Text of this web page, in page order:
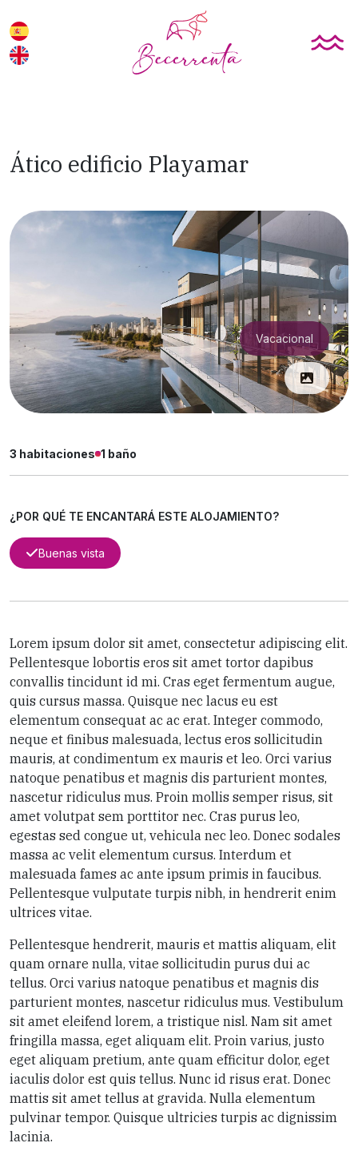
Ático edificio Playamar
Vacacional
3 habitaciones 1 baño
¿POR QUÉ TE ENCANTARÁ ESTE ALOJAMIENTO?
Buenas vista
Lorem ipsum dolor sit amet, consectetur adipiscing elit.
Pellentesque lobortis eros sit amet tortor dapibus
convallis tincidunt id mi. Cras eget fermentum augue,
quis cursus massa. Quisque nec lacus eu est
elementum consequat ac ac erat. Integer commodo,
neque et finibus malesuada, lectus eros sollicitudin
mauris, at condimentum ex mauris et leo. Orci varius
natoque penatibus et magnis dis parturient montes,
nascetur ridiculus mus. Proin mollis semper risus, sit
amet volutpat sem porttitor nec. Cras purus leo,
egestas sed congue ut, vehicula nec leo. Donec sodales
massa ac velit elementum cursus. Interdum et
malesuada fames ac ante ipsum primis in faucibus.
Pellentesque vulputate turpis nibh, in hendrerit enim
ultrices vitae.
Pellentesque hendrerit, mauris et mattis aliquam, elit
quam ornare nulla, vitae sollicitudin purus dui ac
tellus. Orci varius natoque penatibus et magnis dis
parturient montes, nascetur ridiculus mus. Vestibulum
sit amet eleifend lorem, a tristique nisl. Nam sit amet
fringilla massa, eget aliquam elit. Proin varius, justo
eget aliquam pretium, ante quam efficitur dolor, eget
iaculis dolor est quis tellus. Nunc id risus erat. Donec
mattis sit amet tellus at gravida. Nulla elementum
pulvinar tempor. Quisque ultricies turpis ac dignissim
lacinia.